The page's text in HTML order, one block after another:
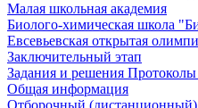
Малая школьная академия
Биолого-химическая школа
Евсевьевская открытая
Заключительный этап
Задания и решения Протоколы
Общая информация
Отборочный (дистанционный)